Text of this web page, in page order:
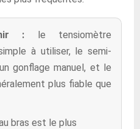
: le tensiomètre
à utiliser, le semi-
gonflage manuel, et le
plus fiable que
bras est le plus